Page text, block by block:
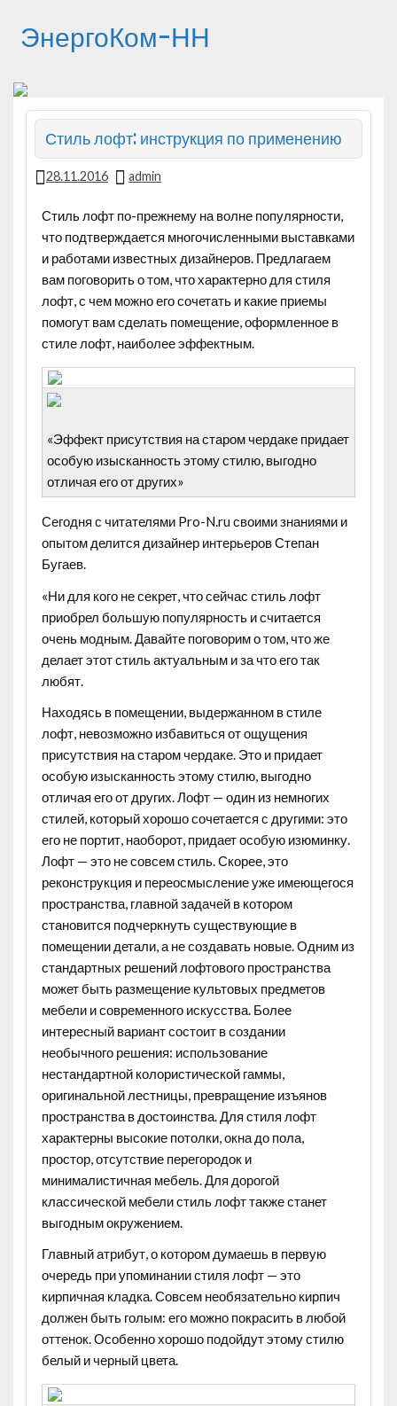
ЭнергоКом-НН
Стиль лофт: инструкция по применению
28.11.2016 admin
Стиль лофт по-прежнему на волне популярности,
что подтверждается многочисленными выставками
и работами известных дизайнеров. Предлагаем
вам поговорить о том, что характерно для стиля
лофт, с чем можно его сочетать и какие приемы
помогут вам сделать помещение,оформленное в
стиле лофт, наиболее эффектным.
«Эффект присутствия на старом чердаке придает
особую изысканность этому стилю, выгодно
отличая его от других»
Сегодня с читателями Pro-N.ru своими знаниями и
опытом делится дизайнер интерьеров Степан
Бугаев.
«Ни для кого не секрет, что сейчас стиль лофт
приобрел большую популярность и считается
очень модным. Давайте поговорим о том, что же
делает этот стиль актуальным и за что его так
любят.
Находясь в помещении, выдержанном в стиле
лофт, невозможно избавиться от ощущения
присутствия на старом чердаке. Это и придает
особую изысканность этому стилю, выгодно
отличая его от других. Лофт — один из немногих
стилей, который хорошо сочетается с другими: это
его не портит, наоборот, придает особую изюминку.
Лофт — это не совсем стиль. Скорее, это
реконструкция и переосмысление уже имеющегося
пространства, главной задачей в котором
становится подчеркнуть существующие в
помещении детали, а не создавать новые. Одним из
стандартных решений лофтового пространства
может быть размещение культовых предметов
мебели и современного искусства. Более
интересный вариант состоит в создании
необычного решения: использование
нестандартной колористической гаммы,
оригинальной лестницы, превращение изъянов
пространства в достоинства. Для стиля лофт
характерны высокие потолки, окна до пола,
простор, отсутствие перегородок и
минималистичная мебель. Для дорогой
классической мебели стиль лофт также станет
выгодным окружением.
Главный атрибут, о котором думаешь в первую
очередь при упоминании стиля лофт — это
кирпичная кладка. Совсем необязательно кирпич
должен быть голым: его можно покрасить в любой
оттенок. Особенно хорошо подойдут этому стилю
белый и черный цвета.